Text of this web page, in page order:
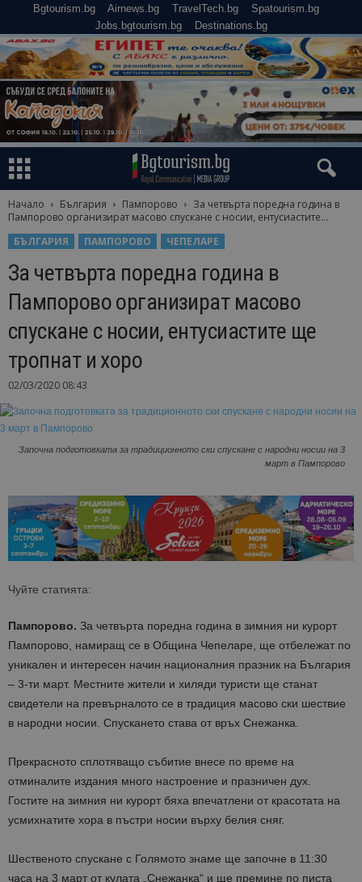
Bgtourism.bg Airnews.bg TravelTech.bg
Spatourism.bg
Jobs.bgtourism.bg
Destinations.bg
Начало България Пампорово
За четвърта поредна година в
Пампорово организират масово спускане с носии, ентусиастите...
БЪЛГАРИЯ
ПАМПОРОВО ЧЕПЕЛАРЕ
За четвърта поредна година в
Пампорово организират масово
спускане с носии, ентусиастите ще
тропнат и хоро
02/03/2020 08:43
Започна подготовката за традиционното ски спускане с народни носии на 3
март в Пампорово
Чуйте статията:
Пампорово. За четвърта поредна година в зимния ни курорт
Пампорово, намиращ се в Община Чепеларе, ще отбележат по
уникален и интересен начин националния празник на България
– 3-ти март. Местните жители и хиляди туристи ще станат
свидетели на превърналото се в традиция масово ски шествие
в народни носии. Спускането става от връх Снежанка.
Прекрасното сплотяващо събитие внесе по време на
отминалите издания много настроение и празничен дух.
Гостите на зимния ни курорт бяха впечатлени от красотата на
усмихнатите хора в пъстри носии върху белия сняг.
Шественото спускане с Голямото знаме ще започне в 11:30
часа на 3 март от кулата „Снежанка“ и ще премине по писта